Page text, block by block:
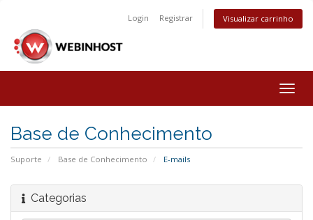
Login Registrar Visualizar carrinho
Base de Conhecimento
Suporte Base de Conhecimento E-mails
Categorias